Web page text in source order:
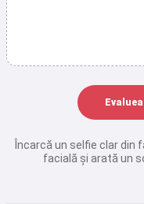
Încarcă un selfie clar din
facială și arată un